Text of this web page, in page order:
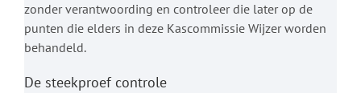
zonder verantwoording en controleer die later op de
punten die elders in deze Kascommissie Wijzer worden
behandeld.
De steekproef controle